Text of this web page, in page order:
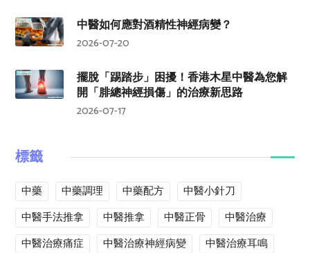
中醫如何應對酒精性神經病變？
2026-07-20
擺脫「踢踏步」困擾！香港木星中醫為您解
開「腓總神經損傷」的治療新思路
2026-07-17
標籤
中藥 中藥調理 中藥配方
中醫小針刀
中醫手法推拿
中醫推拿 中醫正骨
中醫治療
中醫治療痛症
中醫治療神經病變
中醫治療耳鳴